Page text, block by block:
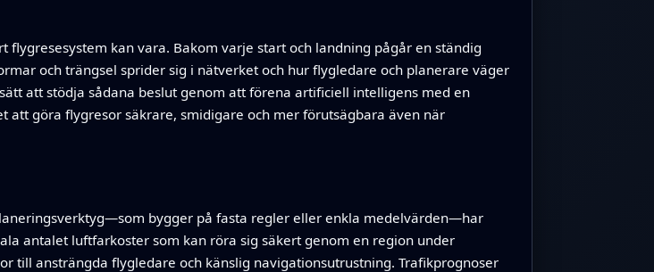
kan vara. Bakom varje start och landning pågår en ständig
och trängsel sprider sig i nätverket och hur flygledare och planerare väger
att stödja sådana beslut genom att förena artificiell intelligens med en
göra flygresor säkrare, smidigare och mer förutsägbara även när
bygger på fasta regler eller enkla medelvärden—har
antalet luftfarkoster som kan röra sig säkert genom en region under
till ansträngda flygledare och känslig navigationsutrustning. Trafikprognoser